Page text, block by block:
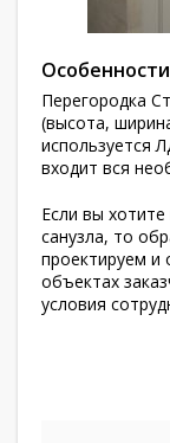
Перегородка
(высота,
используется
входит вся
Если вы хотите
санузла, то
проектируем и
объектах
условия